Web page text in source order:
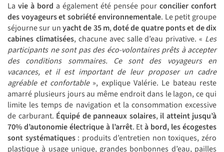
La vie à bord a également été pensée pour concilier confort
des voyageurs et sobriété environnementale. Le petit groupe
séjourne sur unyacht de 35 m,doté de quatre ponts et de dix
cabines climatisées, chacune avec salle d’eau privative. « Les
participants ne sont pas des éco-volontaires prêts à accepter
des conditions sommaires. Ce sont des voyageurs en
vacances, et il est important de leur proposer un cadre
agréable et confortable», explique Valérie. Le bateau reste
amarré plusieurs jours au même endroit dans le lagon, ce qui
limite les temps de navigation et la consommation excessive
de carburant. Équipé de panneaux solaires, il atteint jusqu’à
70% d’autonomie électrique à l’arrêt. Età bord, les écogestes
sont systématiques: produits d’entretien non toxiques, zéro
plastique à usage unique, grandes bonbonnes d’eau, pailles